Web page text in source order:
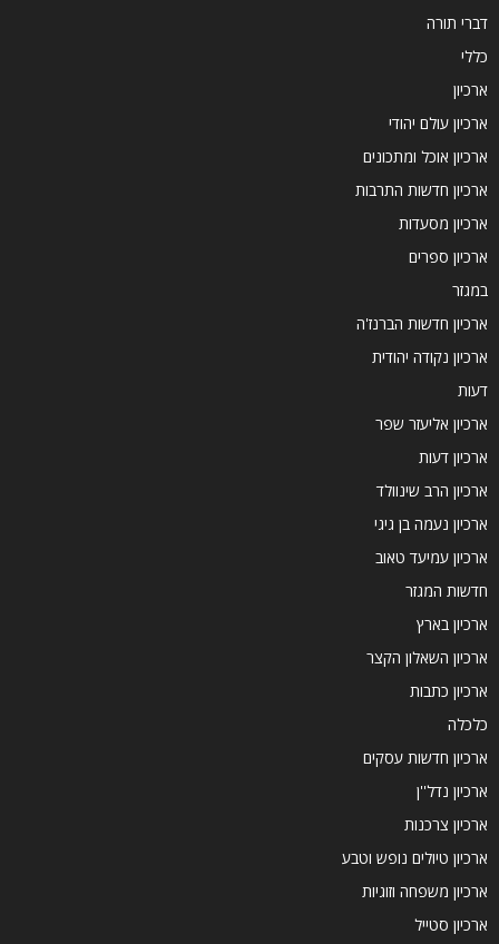
דברי תורה
כללי
ארכיון
ארכיון עולם יהודי
ארכיון אוכל ומתכונים
ארכיון חדשות התרבות
ארכיון מסעדות
ארכיון ספרים
במגזר
ארכיון חדשות הברנז'ה
ארכיון נקודה יהודית
דעות
ארכיון אליעזר שפר
ארכיון דעות
ארכיון הרב שינוולד
ארכיון נעמה בן גיגי
ארכיון עמיעד טאוב
חדשות המגזר
ארכיון בארץ
ארכיון השאלון הקצר
ארכיון כתבות
כלכלה
ארכיון חדשות עסקים
ארכיון נדל''ן
ארכיון צרכנות
ארכיון טיולים נופש וטבע
ארכיון משפחה וזוגיות
ארכיון סטייל